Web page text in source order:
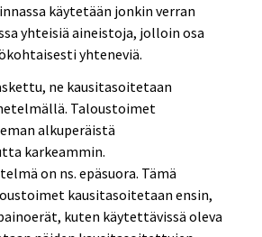
käytetään jonkin verran
yhteisiä aineistoja, jolloin osa
yhteneviä.
ne kausitasoitetaan
Taloustoimet
alkuperäistä
karkeammin.
on ns. epäsuora. Tämä
kausitasoitetaan ensin,
kuten käytettävissä oleva